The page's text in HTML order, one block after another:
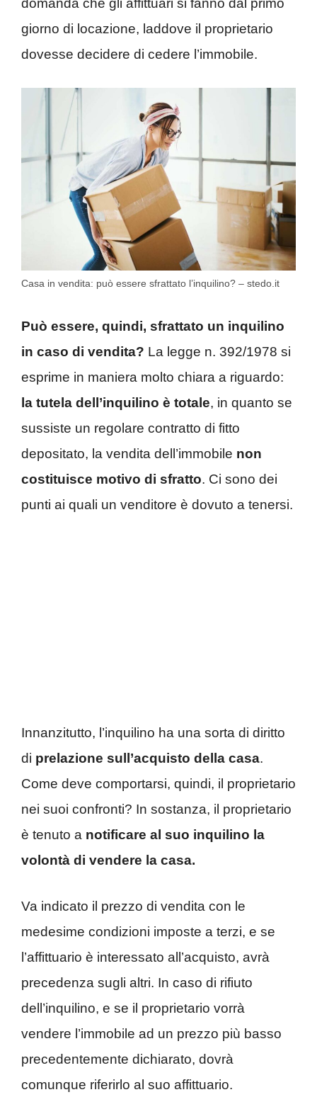
domanda che gli affittuari si fanno dal primo
giorno di locazione, laddove il proprietario
dovesse decidere di cedere l’immobile.
Casa in vendita: può essere sfrattato l’inquilino? – stedo.it
Può essere, quindi, sfrattato un inquilino
in caso di vendita? La legge n. 392/1978 si
esprime in maniera molto chiara a riguardo:
la tutela dell’inquilino è totale, in quanto se
sussiste un regolare contratto di fitto
depositato, la vendita dell’immobile non
costituisce motivo di sfratto. Ci sono dei
punti ai quali un venditore è dovuto a tenersi.
Innanzitutto, l’inquilino ha una sorta di diritto
di prelazione sull’acquisto della casa.
Come deve comportarsi, quindi, il proprietario
nei suoi confronti? In sostanza, il proprietario
è tenuto a notificare al suo inquilino la
volontà di vendere la casa.
Va indicato il prezzo di vendita con le
medesime condizioni imposte a terzi, e se
l’affittuario è interessato all’acquisto, avrà
precedenza sugli altri. In caso di rifiuto
dell’inquilino, e se il proprietario vorrà
vendere l’immobile ad un prezzo più basso
precedentemente dichiarato, dovrà
comunque riferirlo al suo affittuario.